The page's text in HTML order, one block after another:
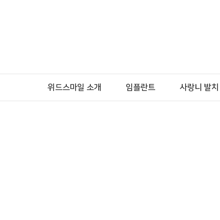
위드스마일 소개 임플란트 사랑니 발치